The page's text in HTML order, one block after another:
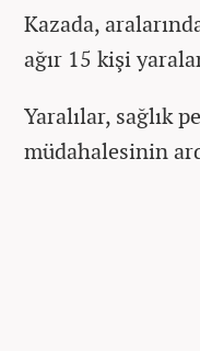
Kazada,
ağır 15 kişi
Yaralılar, sağlık
müdahalesinin